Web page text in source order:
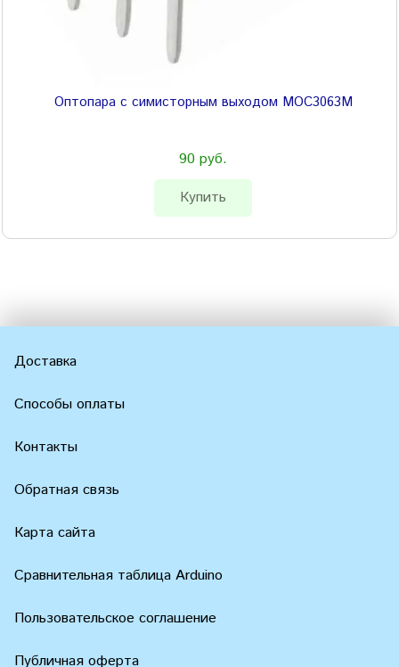
Оптопара с симисторным выходом MOC3063M
90 руб.
Купить
Доставка
Способы оплаты
Контакты
Обратная связь
Карта сайта
Сравнительная таблица Arduino
Пользовательское соглашение
Публичная оферта